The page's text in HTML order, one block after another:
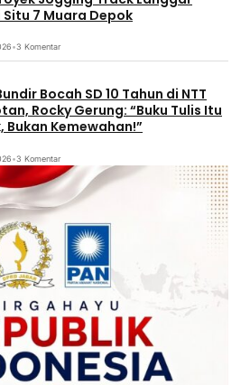
7 Muara Depok
•3 Komentar
Bocah SD 10 Tahun di NTT
Rocky Gerung: “Buku Tulis Itu
Bukan Kemewahan!”
•3 Komentar